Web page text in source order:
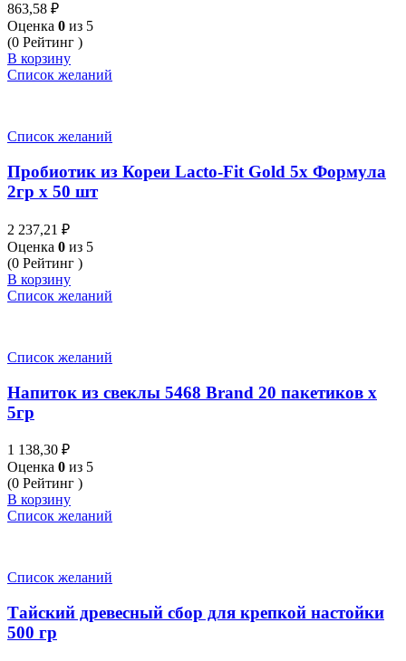
863,58 ₽
Оценка 0 из 5
(0 Рейтинг )
В корзину
Список желаний
Список желаний
Пробиотик из Кореи Lacto-Fit Gold 5x Формула
2гр x 50 шт
2 237,21 ₽
Оценка 0 из 5
(0 Рейтинг )
В корзину
Список желаний
Список желаний
Напиток из свеклы 5468 Brand 20 пакетиков x
5гр
1 138,30 ₽
Оценка 0 из 5
(0 Рейтинг )
В корзину
Список желаний
Список желаний
Тайский древесный сбор для крепкой настойки
500 гр